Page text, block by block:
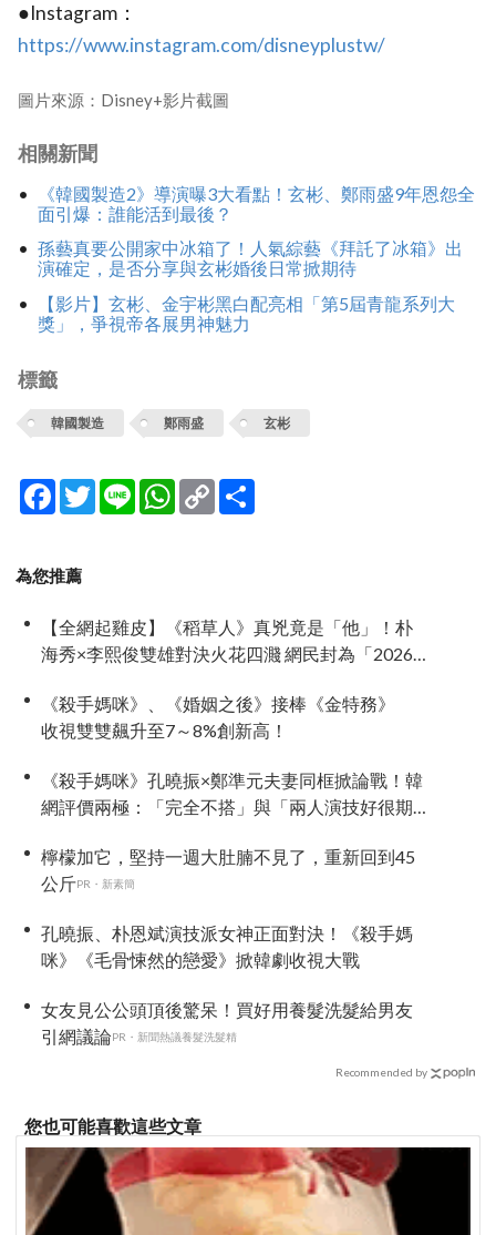
●Instagram：
https://www.instagram.com/disneyplustw/
圖片來源：Disney+影片截圖
相關新聞
《韓國製造2》導演曝3大看點！玄彬、鄭雨盛9年恩怨全
面引爆：誰能活到最後？
孫藝真要公開家中冰箱了！人氣綜藝《拜託了冰箱》出
演確定，是否分享與玄彬婚後日常掀期待
【影片】玄彬、金宇彬黑白配亮相「第5屆青龍系列大
獎」，爭視帝各展男神魅力
標籤
韓國製造 鄭雨盛 玄彬
Facebook
TwitterLine WhatsApp
Copy
Link
為您推薦
【全網起雞皮】《稻草人》真兇竟是「他」！朴
海秀×李熙俊雙雄對決火花四濺 網民封為「2026
《殺手媽咪》、《婚姻之後》接棒《金特務》
收視雙雙飆升至7～8%創新高！
《殺手媽咪》孔曉振×鄭準元夫妻同框掀論戰！韓
網評價兩極：「完全不搭」與「兩人演技好很期
檸檬加它，堅持一週大肚腩不見了，重新回到45
公斤PR・新素簡
孔曉振、朴恩斌演技派女神正面對決！《殺手媽
咪》《毛骨悚然的戀愛》掀韓劇收視大戰
女友見公公頭頂後驚呆！買好用養髮洗髮給男友
引網議論PR・新聞熱議養髮洗髮精
Recommended by
您也可能喜歡這些文章